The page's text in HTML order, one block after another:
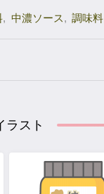
, 中濃ソース, 調味料
ラスト